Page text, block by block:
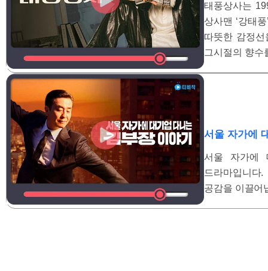
태풍상사는
상사맨 ‘강태
따뜻한 감정
그시절의 향수
서울 자가에
서울 자가에
드라마입니
공감을 이끌어